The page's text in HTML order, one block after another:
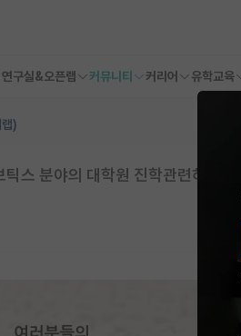
연구실&오픈랩 커뮤니티 커리어 유학교육
)
스 분야의 대학원 진학관련하여